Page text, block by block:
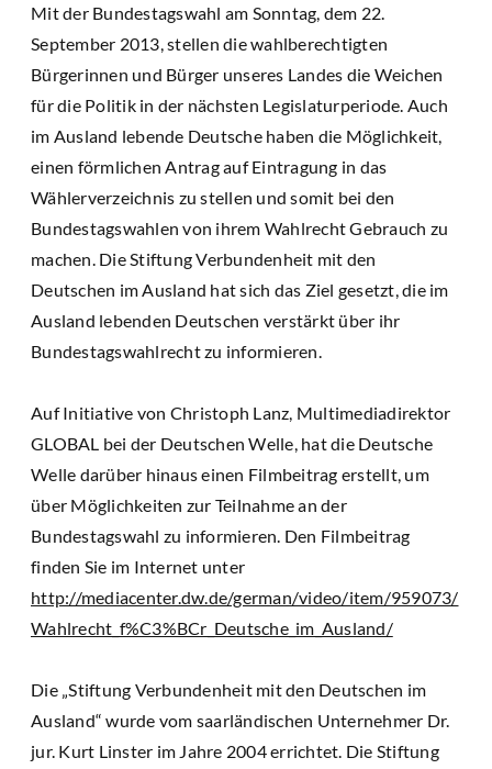
Mit der Bundestagswahl am Sonntag, dem 22.
September 2013, stellen die wahlberechtigten
Bürgerinnen und Bürger unseres Landes die Weichen
für die Politik in der nächsten Legislaturperiode. Auch
im Ausland lebende Deutsche haben die Möglichkeit,
einen förmlichen Antrag auf Eintragung in das
Wählerverzeichnis zu stellen und somit bei den
Bundestagswahlen von ihrem Wahlrecht Gebrauch zu
machen. Die Stiftung Verbundenheit mit den
Deutschen im Ausland hat sich das Ziel gesetzt, die im
Ausland lebenden Deutschen verstärkt über ihr
Bundestagswahlrecht zu informieren.
Auf Initiative von Christoph Lanz, Multimediadirektor
GLOBAL bei der Deutschen Welle, hat die Deutsche
Welle darüber hinaus einen Filmbeitrag erstellt, um
über Möglichkeiten zur Teilnahme an der
Bundestagswahl zu informieren. Den Filmbeitrag
finden Sie im Internet unter
http://mediacenter.dw.de/german/video/item/959073/
Wahlrecht_f%C3%BCr_Deutsche_im_Ausland/
Die „Stiftung Verbundenheit mit den Deutschen im
Ausland“ wurde vom saarländischen Unternehmer Dr.
jur. Kurt Linster im Jahre 2004 errichtet. Die Stiftung